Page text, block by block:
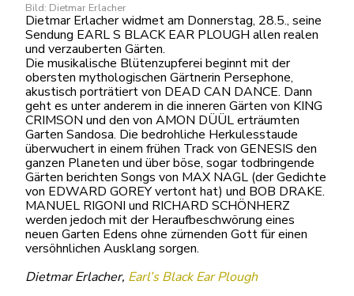
Bild: Dietmar Erlacher
Dietmar Erlacher widmet am Donnerstag, 28.5., seine
Sendung EARL S BLACK EAR PLOUGH allen realen
und verzauberten Gärten.
Die musikalische Blütenzupferei beginnt mit der
obersten mythologischen Gärtnerin Persephone,
akustisch porträtiert von DEAD CAN DANCE. Dann
geht es unter anderem in die inneren Gärten von KING
CRIMSON und den von AMON DÜÜL erträumten
Garten Sandosa. Die bedrohliche Herkulesstaude
überwuchert in einem frühen Track von GENESIS den
ganzen Planeten und über böse, sogar todbringende
Gärten berichten Songs von MAX NAGL (der Gedichte
von EDWARD GOREY vertont hat) und BOB DRAKE.
MANUEL RIGONI und RICHARD SCHÖNHERZ
werden jedoch mit der Heraufbeschwörung eines
neuen Garten Edens ohne zürnenden Gott für einen
versöhnlichen Ausklang sorgen.
Dietmar Erlacher, Earl’s Black Ear Plough